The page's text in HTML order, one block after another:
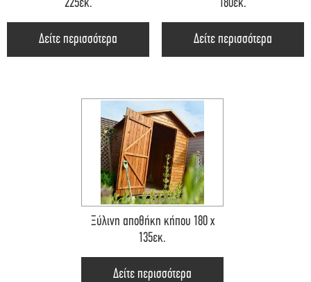
225εκ.
Δείτε περισσότερα
180εκ.
Δείτε περισσότερα
Ξύλινη αποθήκη κήπου 180 x
135εκ.
Δείτε περισσότερα